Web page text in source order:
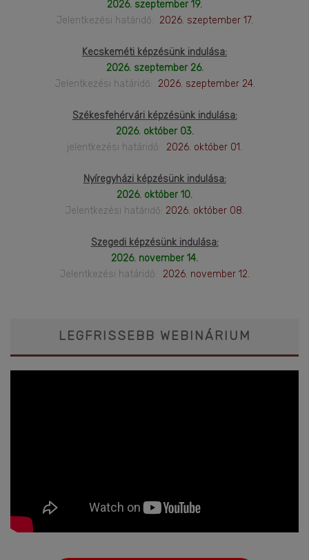
2026. szeptember 19.
Jelentkezési határidő: 2026. szeptember 17.
Kecskeméti képzésünk indulása:
2026. szeptember 26.
Jelentkezési határidő: 2026. szeptember 24.
Székesfehérvári képzésünk indulása:
2026. október 03.
jelentkezési határidő: 2026. október 01.
Nyíregyházi képzésünk indulása:
2026. október 10.
Jelentkezési határidő: 2026. október 08.
Szegedi képzésünk indulása:
2026. november 14.
Jelentkezési határidő: 2026. november 12.
LEGFRISSEBB WEBINÁRIUM